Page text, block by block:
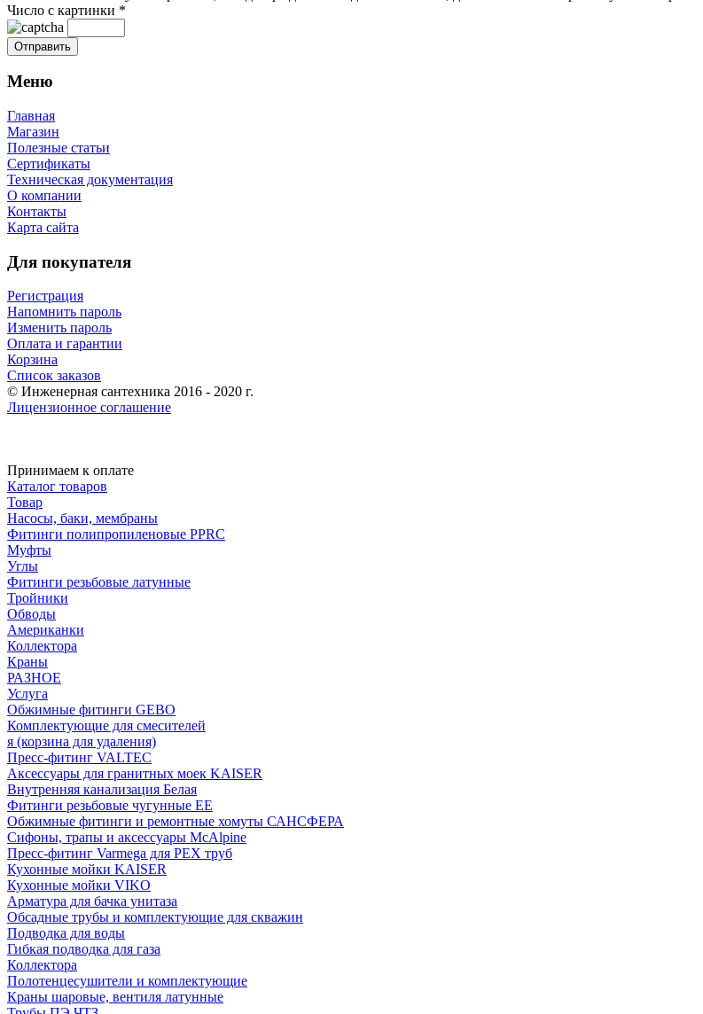
Число с картинки *
Меню
Главная
Магазин
Полезные статьи
Сертификаты
Техническая документация
О компании
Контакты
Карта сайта
Для покупателя
Регистрация
Напомнить пароль
Изменить пароль
Оплата и гарантии
Корзина
Список заказов
© Инженерная сантехника 2016 - 2020 г.
Лицензионное соглашение
Принимаем к оплате
Каталог товаров
Товар
Насосы, баки, мембраны
Фитинги полипропиленовые PPRC
Муфты
Углы
Фитинги резьбовые латунные
Тройники
Обводы
Американки
Коллектора
Краны
РАЗНОЕ
Услуга
Обжимные фитинги GEBO
Комплектующие для смесителей
я (корзина для удаления)
Пресс-фитинг VALTEC
Аксессуары для гранитных моек KAISER
Внутренняя канализация Белая
Фитинги резьбовые чугунные EE
Обжимные фитинги и ремонтные хомуты САНСФЕРА
Сифоны, трапы и аксессуары McAlpine
Пресс-фитинг Varmega для PEX труб
Кухонные мойки KAISER
Кухонные мойки VIKO
Арматура для бачка унитаза
Обсадные трубы и комплектующие для скважин
Подводка для воды
Гибкая подводка для газа
Коллектора
Полотенцесушители и комплектующие
Краны шаровые, вентиля латунные